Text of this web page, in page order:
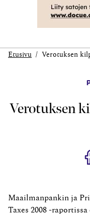
Etusivu Verotuksen
Verotuksen
Maailmanpankin ja
Taxes 2008 -